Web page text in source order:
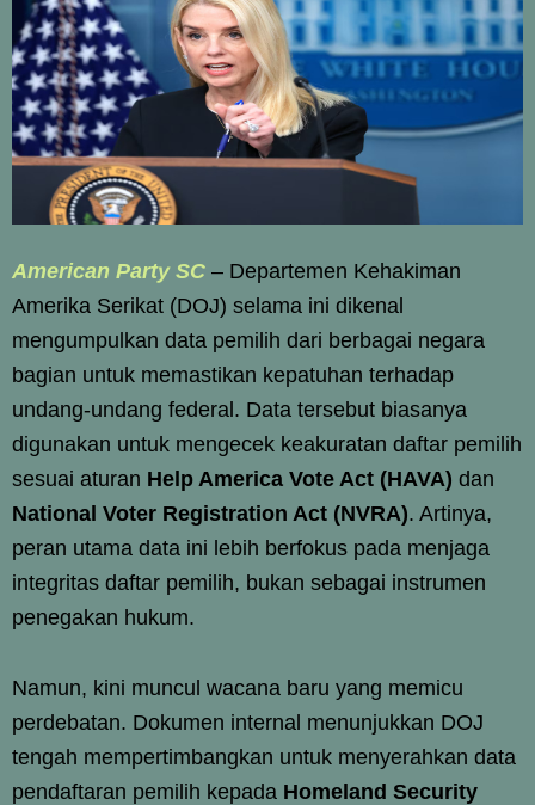
American Party SC – Departemen Kehakiman
Amerika Serikat (DOJ) selama ini dikenal
mengumpulkan data pemilih dari berbagai negara
bagian untuk memastikan kepatuhan terhadap
undang-undang federal. Data tersebut biasanya
digunakan untuk mengecek keakuratan daftar pemilih
sesuai aturan Help America Vote Act (HAVA) dan
National Voter Registration Act (NVRA). Artinya,
peran utama data ini lebih berfokus pada menjaga
integritas daftar pemilih, bukan sebagai instrumen
penegakan hukum.
Namun, kini muncul wacana baru yang memicu
perdebatan. Dokumen internal menunjukkan DOJ
tengah mempertimbangkan untuk menyerahkan data
pendaftaran pemilih kepada Homeland Security